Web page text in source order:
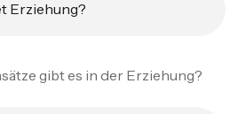
Erziehung?
gibt es in der Erziehung?